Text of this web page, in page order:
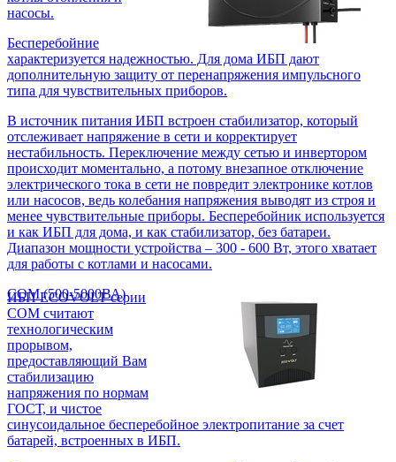
насосы.
Бесперебойние
характеризуется надежностью. Для дома ИБП дают
дополнительную защиту от перенапряжения импульсного
типа для чувствительных приборов.
В источник питания ИБП встроен стабилизатор, который
отслеживает напряжение в сети и корректирует
нестабильность. Переключение между сетью и инвертором
происходит моментально, а потому внезапное отключение
электрического тока в сети не повредит электронике котлов
или насосов, ведь колебания напряжения выводят из строя и
менее чувствительные приборы. Бесперебойник используется
и как ИБП для дома, и как стабилизатор, без батареи.
Диапазон мощности устройства – 300 - 600 Вт, этого хватает
для работы с котлами и насосами.
COM (500-5000ВА)
ИБП ECOVOLT серии
COM считают
технологическим
прорывом,
предоставляющий Вам
стабилизацию
напряжения по нормам
ГОСТ, и чистое
синусоидальное бесперебойное электропитание за счет
батарей, встроенных в ИБП.